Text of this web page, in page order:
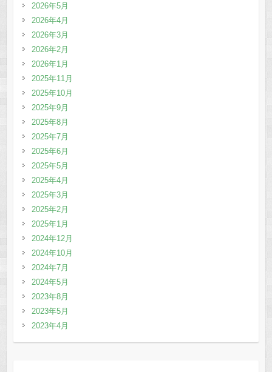
2026年5月
2026年4月
2026年3月
2026年2月
2026年1月
2025年11月
2025年10月
2025年9月
2025年8月
2025年7月
2025年6月
2025年5月
2025年4月
2025年3月
2025年2月
2025年1月
2024年12月
2024年10月
2024年7月
2024年5月
2023年8月
2023年5月
2023年4月